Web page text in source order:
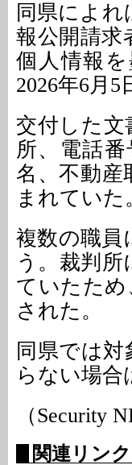
同県によれ
報公開請求
個人情報
2026年6月5
交付した文
所、電話
名、不動産
まれていた
複数の職員
う。裁判
ていたため
された。
同県では
らない場合
（Security
関連リンク